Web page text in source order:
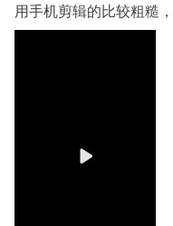
用手机剪辑的比较粗糙